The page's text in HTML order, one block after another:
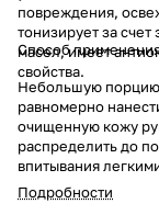
повреждения,
тонизирует за
масел, имеет
свойства.
Способ
Небольшую
равномерно
очищенную кожу
распределить до
впитывания
массажными
уделив также
Подробности